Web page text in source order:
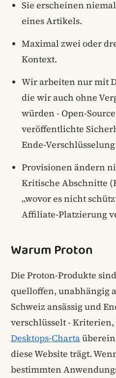
Sie erscheinen
eines Artikels.
Maximal zwei oder
Kontext.
Wir arbeiten nur mit
die wir auch ohne
würden - Open-
veröffentlichte
Ende-
Provisionen ändern
Kritische Abschnitte
„wovor es nicht
Affiliate-Platzierung
Warum Proton
Die Proton-Produkte
quelloffen, unabhängig
Schweiz ansässig und
verschlüsselt -
Desktops-Charta
diese Website trägt.
bestimmten